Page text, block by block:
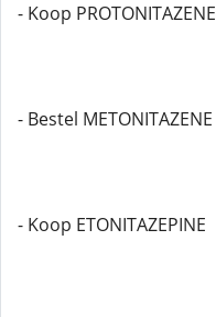
- Koop PROTONITAZENE
- Bestel METONITAZENE
- Koop ETONITAZEPINE